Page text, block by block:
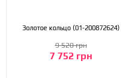
Золотое кольцо (01-200872624)
7 752 грн
9 520 грн